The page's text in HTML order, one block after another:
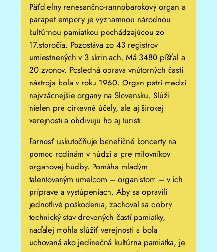
Päťdielny renesančno-rannobarokový organ a
parapet empory je významnou národnou
kultúrnou pamiatkou pochádzajúcou zo
17.storočia. Pozostáva zo 43 registrov
umiestnených v 3 skriniach. Má 3480 píšťal a
20 zvonov. Posledná oprava vnútorných častí
nástroja bola v roku 1960. Organ patrí medzi
najvzácnejšie organy na Slovensku. Slúži
nielen pre cirkevné účely, ale aj širokej
verejnosti a obdivujú ho aj turisti.
Farnosť uskutočňuje benefičné koncerty na
pomoc rodinám v núdzi a pre milovníkov
organovej hudby. Pomáha mladým
talentovaným umelcom – organistom – v ich
príprave a vystúpeniach. Aby sa opravili
jednotlivé poškodenia, zachoval sa dobrý
technický stav drevených častí pamiatky,
naďalej mohla slúžiť verejnosti a bola
uchovaná ako jedinečná kultúrna pamiatka, je